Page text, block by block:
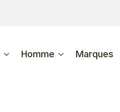
Homme Marques